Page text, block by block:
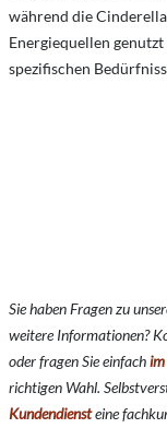
während die
Energiequellen
spezifischen
Sie haben Fragen zu
weitere Informationen?
oder fragen Sie einfachim
richtigen Wahl.
Kundendiensteine